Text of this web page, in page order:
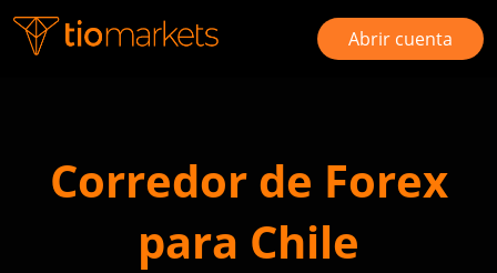
Abrir cuenta
Corredor de Forex
para Chile